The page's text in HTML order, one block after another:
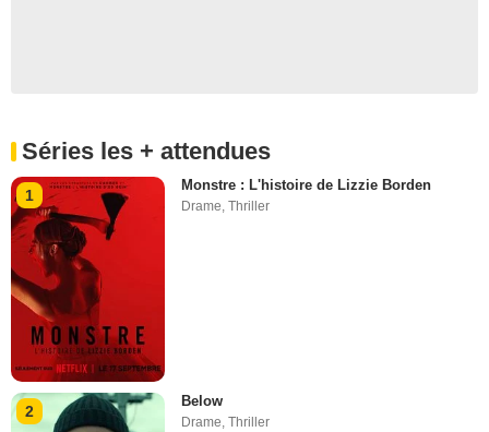
Séries les + attendues
1
Monstre : L'histoire de Lizzie Borden
Drame ,Thriller
2
Below
Drame,Thriller